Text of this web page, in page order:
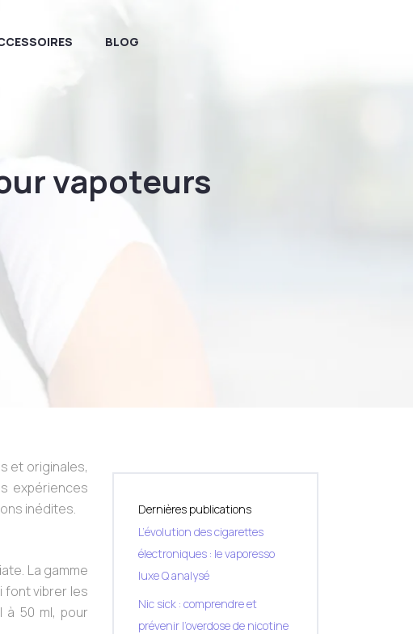
BLOG
vapoteurs
et originales,
expériences
inédites.
La gamme
font vibrer les
à 50 ml, pour
Dernières publications
L’évolution des cigarettes
électroniques : le vaporesso
luxe Q analysé
Nic sick : comprendre et
prévenir l’overdose de nicotine